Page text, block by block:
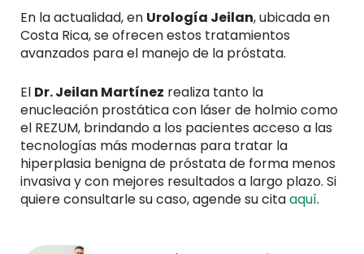
En la actualidad, en Urología Jeilan, ubicada en
Costa Rica, se ofrecen estos tratamientos
avanzados para el manejo de la próstata.
El Dr. Jeilan Martínez realiza tanto la
enucleación prostática con láser de holmio como
el REZUM, brindando a los pacientes acceso a las
tecnologías más modernas para tratar la
hiperplasia benigna de próstata de forma menos
invasiva y con mejores resultados a largo plazo. Si
quiere consultarle su caso, agende su citaaquí.